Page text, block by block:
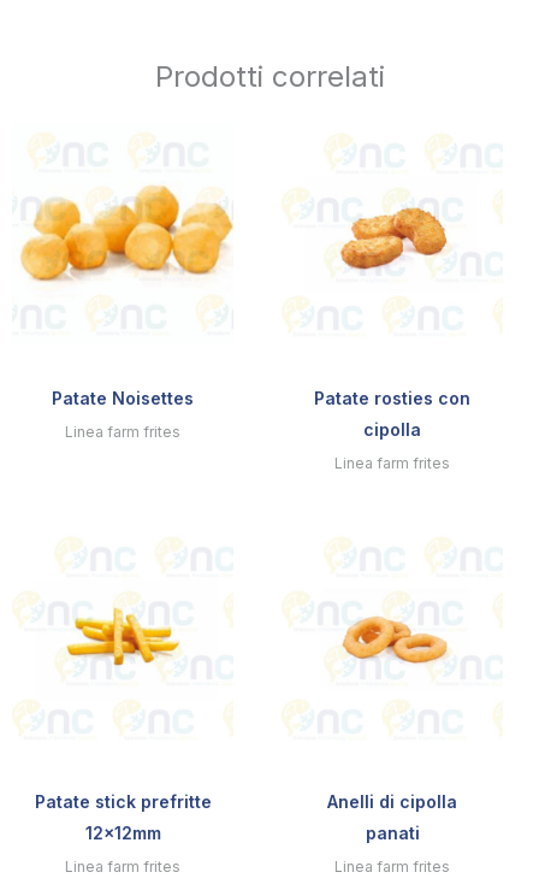
Prodotti correlati
Patate Noisettes
Linea farm frites
Patate rosties con
cipolla
Linea farm frites
Patate stick prefritte
12x12mm
Linea farm frites
Anelli di cipolla
panati
Linea farm frites